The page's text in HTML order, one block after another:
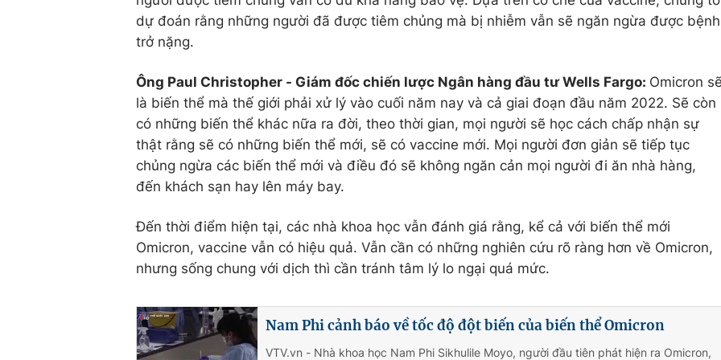
dự đoán rằng những người đã được tiêm chủng mà bị nhiễm vẫn sẽ ngăn ngừa được bệnh
trở nặng.
Ông Paul Christopher - Giám đốc chiến lược Ngân hàng đầu tư Wells Fargo: Omicron
là biến thể mà thế giới phải xử lý vào cuối năm nay và cả giai đoạn đầu năm 2022. Sẽ còn
có những biến thể khác nữa ra đời, theo thời gian, mọi người sẽ học cách chấp nhận sự
thật rằng sẽ có những biến thể mới, sẽ có vaccine mới. Mọi người đơn giản sẽ tiếp tục
chủng ngừa các biến thể mới và điều đó sẽ không ngăn cản mọi người đi ăn nhà hàng,
đến khách sạn hay lên máy bay.
Đến thời điểm hiện tại, các nhà khoa học vẫn đánh giá rằng, kể cả với biến thể mới
Omicron, vaccine vẫn có hiệu quả. Vẫn cần có những nghiên cứu rõ ràng hơn về Omicron,
nhưng sống chung với dịch thì cần tránh tâm lý lo ngại quá mức.
Nam Phi cảnh báo về tốc độ đột biến của biến thể Omicron
VTV.vn - Nhà khoa học Nam Phi Sikhulile Moyo, người đầu tiên phát hiện ra Omicron,